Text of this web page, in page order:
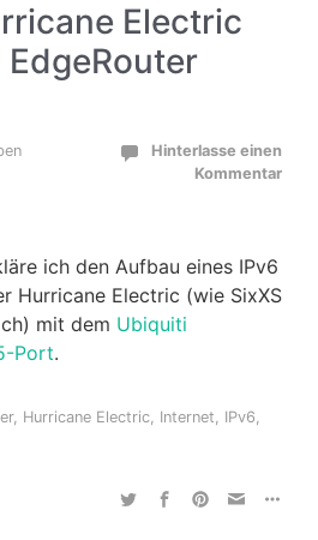
Electric
Hinterlasse einen
Kommentar
ich den Aufbau eines IPv6
Hurricane Electric (wie SixXS
mit dem Ubiquiti
Port.
, Hurricane Electric, Internet, IPv6,